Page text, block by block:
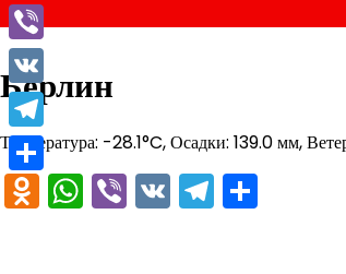
Берлин
Температура: -28.1°C, Осадки: 139.0 мм,
Odnoklassniki
WhatsApp
Viber
VK
WhatsApp
Viber
VK
Telegram
Отправить